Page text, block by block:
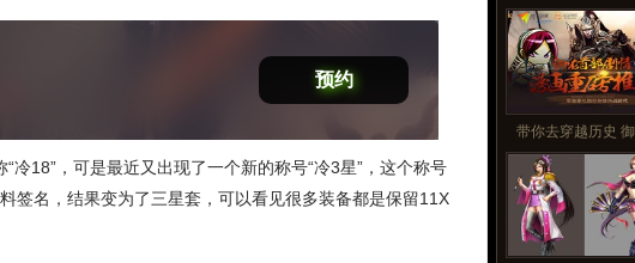
预约
冷18”，可是最近又出现了一个新的称号“冷3星”，这个称号
签名，结果变为了三星套，可以看见很多装备都是保留11X
带你去穿越历史